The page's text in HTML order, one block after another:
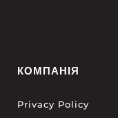
КОМПАНІЯ
Privacy Policy